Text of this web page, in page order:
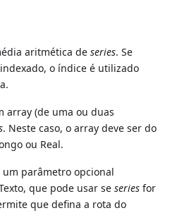
aritmética deseries. Se
o índice é utilizado
array (de uma ou duas
. Neste caso, o array deve ser do
ou Real.
um parâmetro opcional
que pode usar seseries for
que defina a rota do